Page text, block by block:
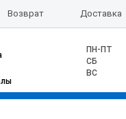
Возврат Доставка
ПН-ПТ
CБ
ВС